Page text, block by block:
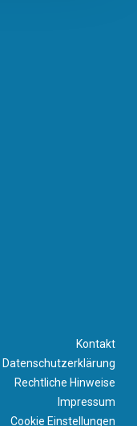
Kontakt
Datenschutzerklärung
Rechtliche Hinweise
Impressum
Cookie Einstellungen